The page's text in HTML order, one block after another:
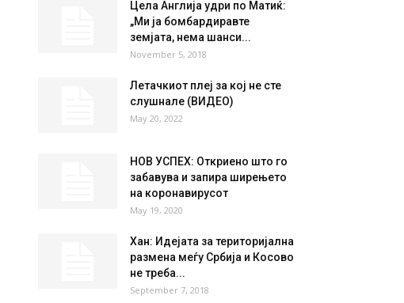
Цела Англија удри по Матиќ:
„Ми ја бомбардиравте
земјата, нема шанси...
November 5, 2018
Летачкиот плеј за кој не сте
слушнале (ВИДЕО)
May 20, 2022
НОВ УСПЕХ: Откриено што го
забавува и запира ширењето
на коронавирусот
May 19, 2020
Хан: Идејата за територијална
размена меѓу Србија и Косово
не треба...
September 7, 2018